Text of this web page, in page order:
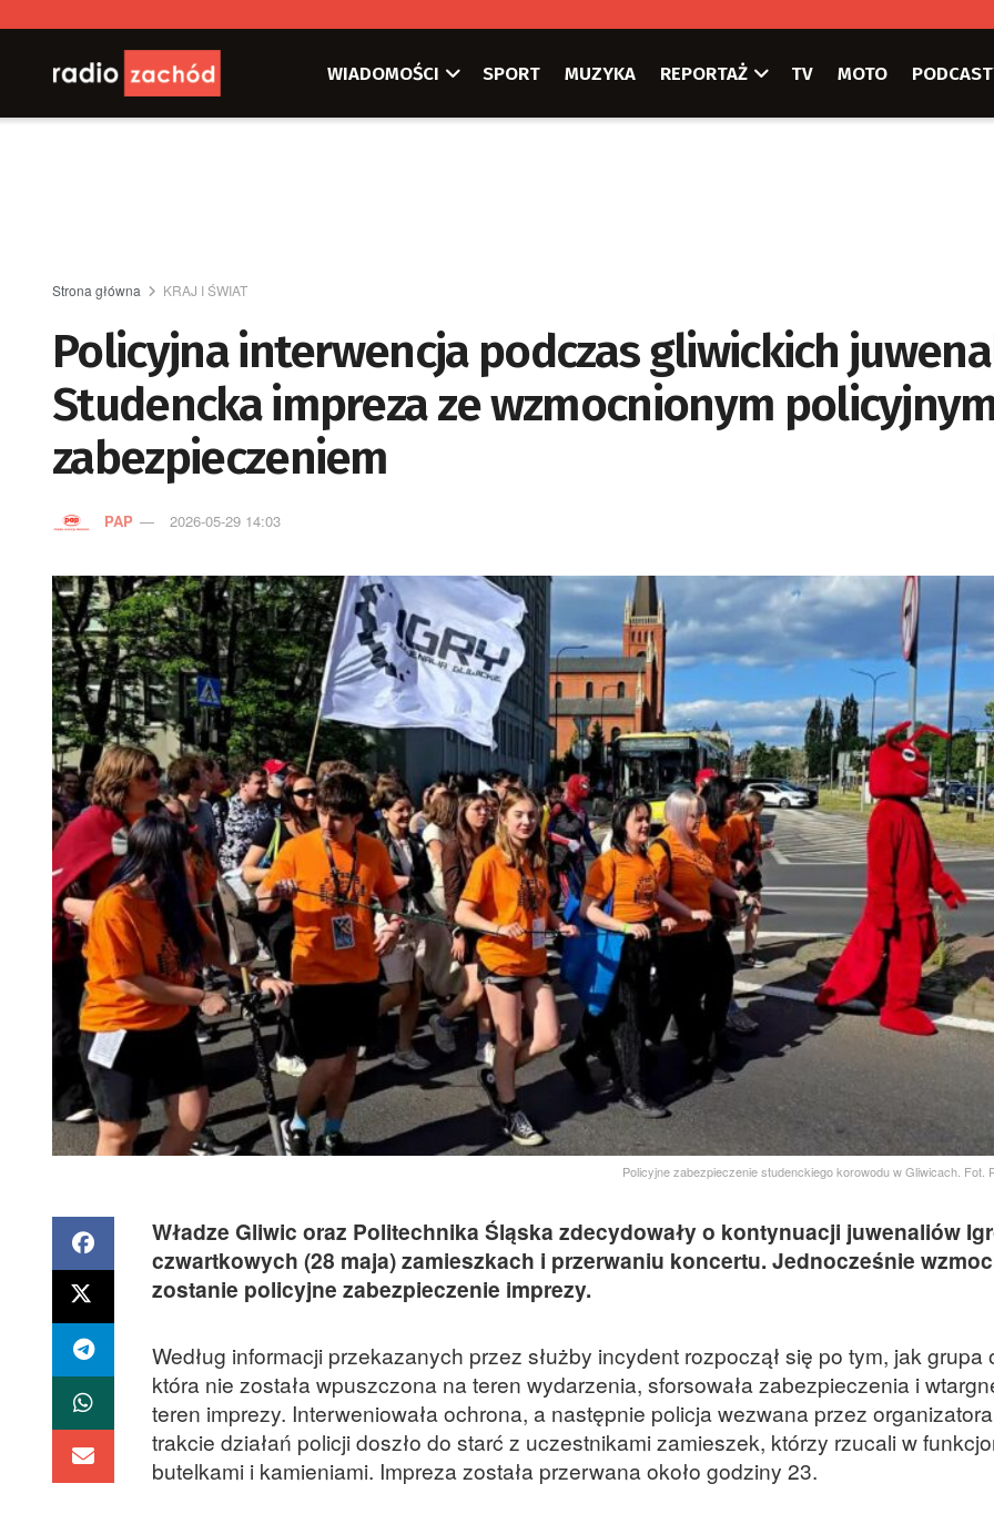
WIADOMOŚCI SPORT MUZYKA REPORTAŻ TV MOTO
Strona główna KRAJ I ŚWIAT
Policyjna interwencja podczas gliwickich
Studencka impreza ze wzmocnionym
zabezpieczeniem
PAP 2026-05-29 14:03
Policyjne zabezpieczenie studenckiego korowodu w Gliwicach. Fot.
Władze Gliwic oraz Politechnika Śląska zdecydowały o kontynuacji juwenaliów
czwartkowych (28 maja) zamieszkach i przerwaniu koncertu. Jednocześnie
zostanie policyjne zabezpieczenie imprezy.
Według informacji przekazanych przez służby incydent rozpoczął się po tym, jak grupa
która nie została wpuszczona na teren wydarzenia, sforsowała zabezpieczenia i
teren imprezy. Interweniowała ochrona, a następnie policja wezwana przez
trakcie działań policji doszło do starć z uczestnikami zamieszek, którzy rzucali w
butelkami i kamieniami. Impreza została przerwana około godziny 23.